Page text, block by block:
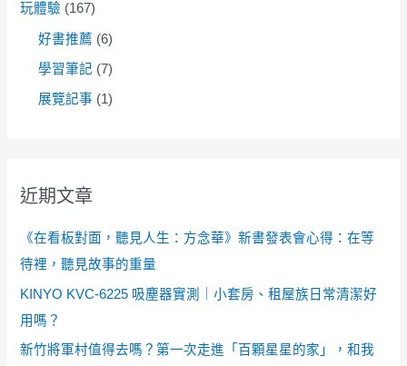
玩體驗 (167)
好書推薦 (6)
學習筆記 (7)
展覽記事 (1)
近期文章
《在看板對面，聽見人生：方念華》新書發表會心得：在等
待裡，聽見故事的重量
KINYO KVC-6225 吸塵器實測｜小套房、租屋族日常清潔好
用嗎？
新竹將軍村值得去嗎？第一次走進「百顆星星的家」，和我